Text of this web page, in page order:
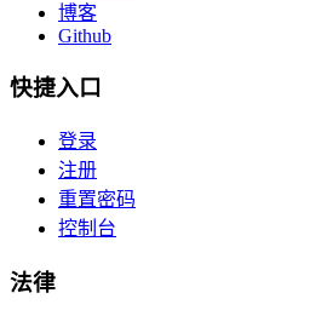
博客
Github
快捷入口
登录
注册
重置密码
控制台
法律